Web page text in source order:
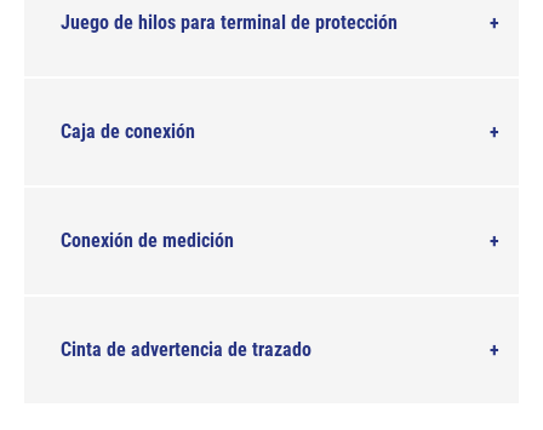
Juego de hilos para terminal de protección
Caja de conexión
Conexión de medición
Cinta de advertencia de trazado